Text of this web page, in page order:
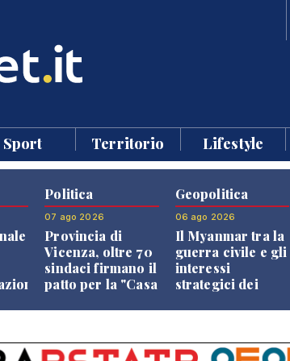
Sport Territorio Lifestyle
Politica
07 ago 2026
Provincia di
Vicenza, oltre 70
sindaci firmano il
patto per la "Casa
Geopolitica
06 ago 2026
Il Myanmar tra la
guerra civile e gli
interessi
strategici dei